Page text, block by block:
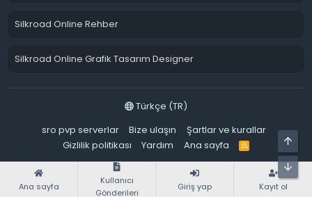
Silkroad Online Rehber
Silkroad Online Grafik Tasarım Designer
Türkçe (TR)
sro pvp serverlar
Bize ulaşın
Şartlar ve kurallar
Gizlilik politikası
Yardım Ana sayfa
R
S
S
Ana sayfa
Kullanıcı
Gönderileri
Giriş yap Kayıt ol
ALT